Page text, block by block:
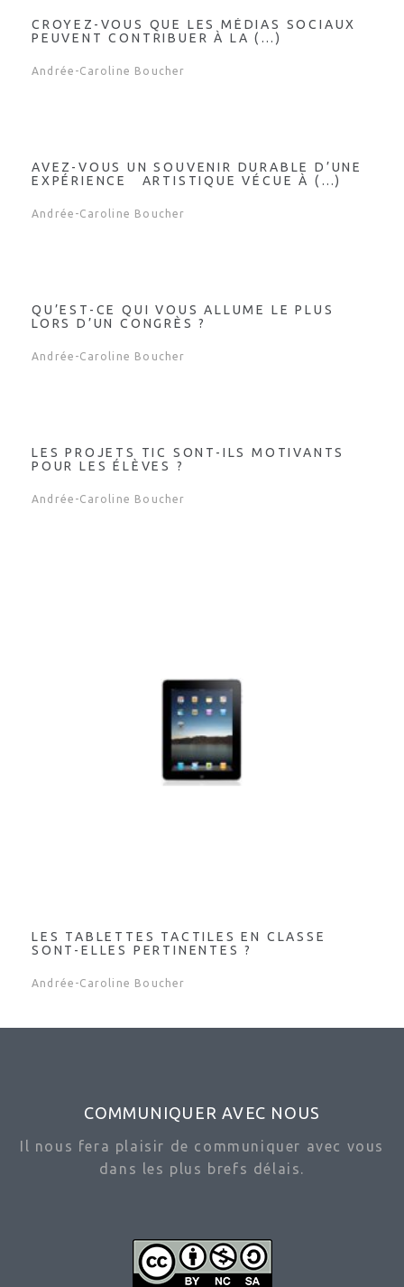
CROYEZ-VOUS QUE LES MÉDIAS SOCIAUX
PEUVENT CONTRIBUER À LA (…)
Andrée-Caroline Boucher
AVEZ-VOUS UN SOUVENIR DURABLE D’UNE
EXPÉRIENCE ARTISTIQUE VÉCUE À (…)
Andrée-Caroline Boucher
QU’EST-CE QUI VOUS ALLUME LE PLUS
LORS D’UN CONGRÈS ?
Andrée-Caroline Boucher
LES PROJETS TIC SONT-ILS MOTIVANTS
POUR LES ÉLÈVES ?
Andrée-Caroline Boucher
LES TABLETTES TACTILES EN CLASSE
SONT-ELLES PERTINENTES ?
Andrée-Caroline Boucher
COMMUNIQUER AVEC NOUS
Il nous fera plaisir de communiquer avec vous
dans les plus brefs délais.